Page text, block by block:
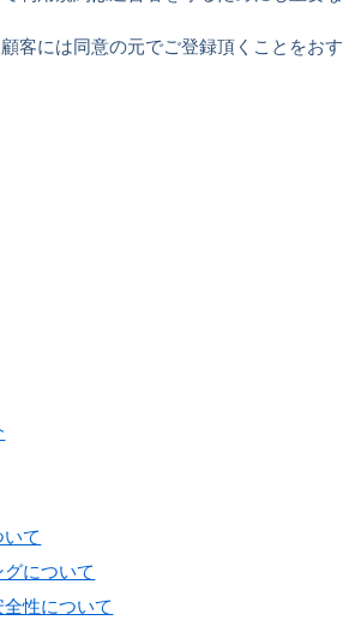
客には同意の元でご登録頂くことをおす
て
について
性について